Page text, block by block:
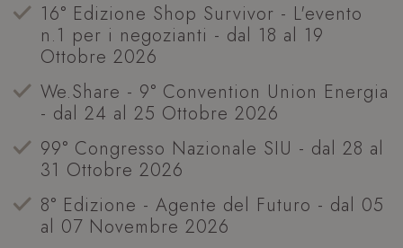
16° Edizione Shop Survivor - L'evento
n.1 per i negozianti - dal 18 al 19
Ottobre 2026
We.Share - 9° Convention Union Energia
- dal 24 al 25 Ottobre 2026
99° Congresso Nazionale SIU - dal 28 al
31 Ottobre 2026
8° Edizione - Agente del Futuro - dal 05
al 07 Novembre 2026